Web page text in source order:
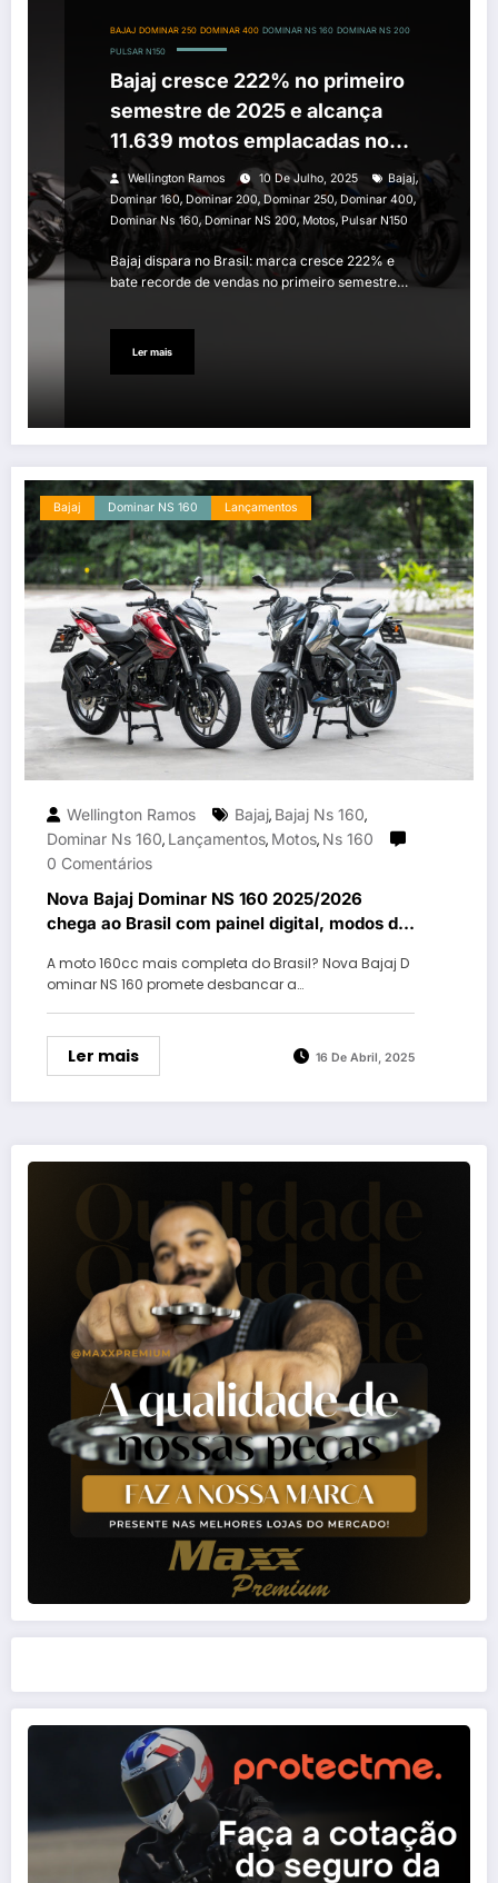
BAJAJ DOMINAR 250 DOMINAR 400 DOMINAR NS 160 DOMINAR NS 200
PULSAR N150
Bajaj cresce 222% no primeiro
semestre de 2025 e alcança
11.639 motos emplacadas no
Brasil
Wellington Ramos 10 De Julho, 2025 Bajaj,
Dominar 160, Dominar 200, Dominar 250, Dominar 400,
Dominar Ns 160,Dominar NS 200, Motos,Pulsar N150
Bajaj dispara no Brasil: marca cresce 222% e
bate recorde de vendas no primeiro semestre…
Ler mais
Bajaj Dominar NS 160 Lançamentos
Wellington Ramos Bajaj, Bajaj Ns 160,
Dominar Ns 160, Lançamentos, Motos, Ns 160
0 Comentários
Nova Bajaj Dominar NS 160 2025/2026
chega ao Brasil com painel digital, modos de
A moto 160cc mais completa do Brasil? Nova Bajaj D
ominar NS 160 promete desbancar a…
Ler mais 16 De Abril, 2025